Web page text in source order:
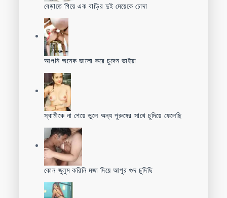
বেড়াতে গিয়ে এক বাড়ির দুই মেয়েকে চোদা
আপনি অনেক ভালো করে চুদেন ভাইয়া
স্বামীকে না পেয়ে ভুলে অন্য পুরুষের সাথে চুদিয়ে ফেলেছি
কোন জুলুম করিনি মজা দিয়ে আপুর গুদ চুদিছি